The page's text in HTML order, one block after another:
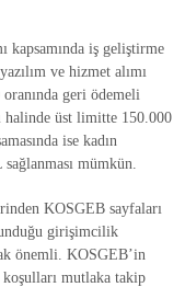
kapsamında iş geliştirme
ve hizmet alımı
geri ödemeli
halinde üst limitte 150.000
ise kadın
mümkün.
KOSGEB sayfaları
girişimcilik
önemli. KOSGEB’in
mutlaka takip